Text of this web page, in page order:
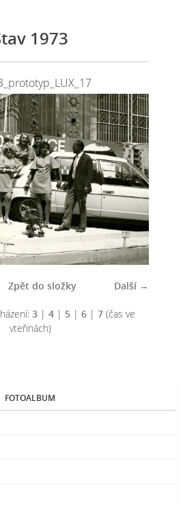
1973
Další →
Zpět do složky
3 | 4 | 5 | 6 | 7 (čas ve
vteřinách)
FOTOALBUM